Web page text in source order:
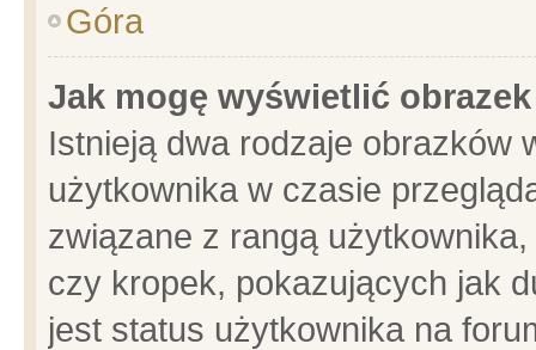
Góra
Jak mogę wyświetlić
Istnieją dwa rodzaje obrazków
użytkownika w czasie
związane z rangą
czy kropek, pokazujących jak
jest status użytkownika na